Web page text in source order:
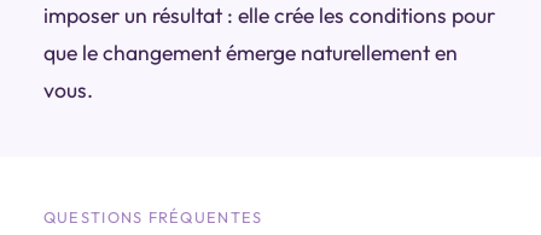
imposer un résultat : elle crée les conditions pour
que le changement émerge naturellement en
vous.
QUESTIONS FRÉQUENTES